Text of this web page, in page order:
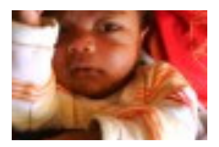
izay azo alaina sisa ao. Nanomboka teo dia ni-activer ilay
serveur iray fiandry aho dia nafindra tao izay tokony azo
afindra. Maraina ihany ny andro vao vita daholo. Amin'izao
izaho manoratra izao dia efa mandeha ny sites goavana. Ny
sites madinika sasany mbola tsy no-activer-na satria mila
jerena hoe taiza no nahatafidirandry zalahy "foza orana"
(Ambohitsirohitra sa Iavoloha lol) UPDAT...